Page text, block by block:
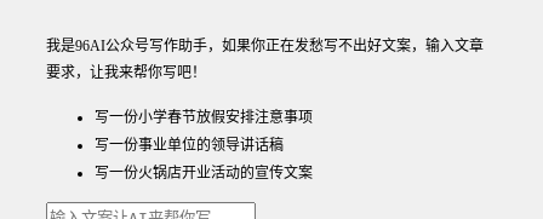
我是96AI公众号写作助手，如果你正在发愁写不出好文案，输入文章
要求，让我来帮你写吧！
写一份小学春节放假安排注意事项
写一份事业单位的领导讲话稿
写一份火锅店开业活动的宣传文案